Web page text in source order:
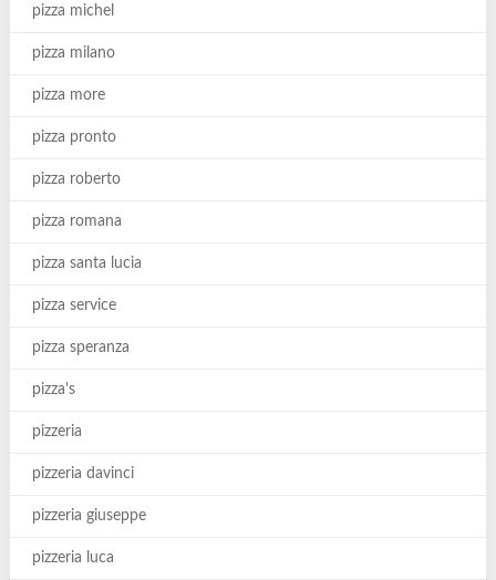
pizza michel
pizza milano
pizza more
pizza pronto
pizza roberto
pizza romana
pizza santa lucia
pizza service
pizza speranza
pizza's
pizzeria
pizzeria davinci
pizzeria giuseppe
pizzeria luca